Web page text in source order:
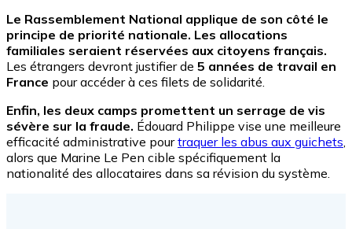
Le Rassemblement National applique de son côté le
principe de priorité nationale. Les allocations
familiales seraient réservées aux citoyens français.
Les étrangers devront justifier de 5 années de travail en
France pour accéder à ces filets de solidarité.
Enfin, les deux camps promettent un serrage de vis
sévère sur la fraude. Édouard Philippe vise une meilleure
efficacité administrative pourtraquer les abus aux guichets,
alors que Marine Le Pen cible spécifiquement la
nationalité des allocataires dans sa révision du système.